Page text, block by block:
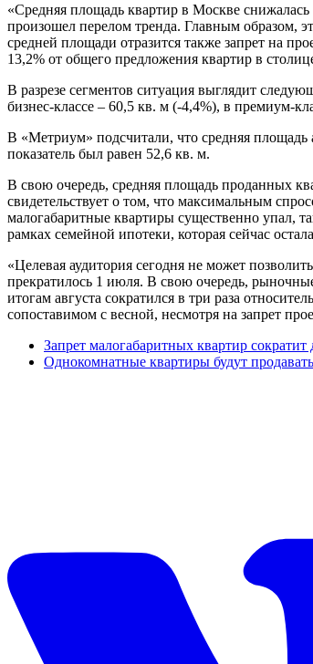
«Средняя площадь квартир в Москве
произошел перелом тренда. Главным образом,
средней площади отразится также запрет на
13,2% от общего предложения квартир в
В разрезе сегментов ситуация выглядит
бизнес-классе – 60,5 кв. м (-4,4%), в премиум-
В «Метриум» подсчитали, что средняя площадь
показатель был равен 52,6 кв. м.
В свою очередь, средняя площадь проданных
свидетельствует о том, что максимальным
малогабаритные квартиры существенно упал,
рамках семейной ипотеки, которая сейчас
«Целевая аудитория сегодня не может
прекратилось 1 июля. В свою очередь,
итогам августа сократился в три раза
сопоставимом с весной, несмотря на запрет
Запрет малогабаритных квартир
Однокомнатные квартиры будут